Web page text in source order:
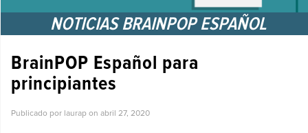
NOTICIAS BRAINPOP ESPAÑOL
BrainPOP Español para
principiantes
Publicado por laurap on abril 27, 2020